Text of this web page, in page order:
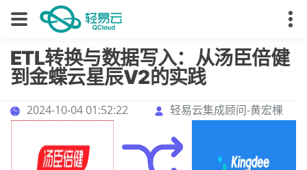
ETL转换与数据写入：从汤臣倍健
到金蝶云星辰V2的实践
2024-10-04 01:52:22 轻易云集成顾问-黄宏棵